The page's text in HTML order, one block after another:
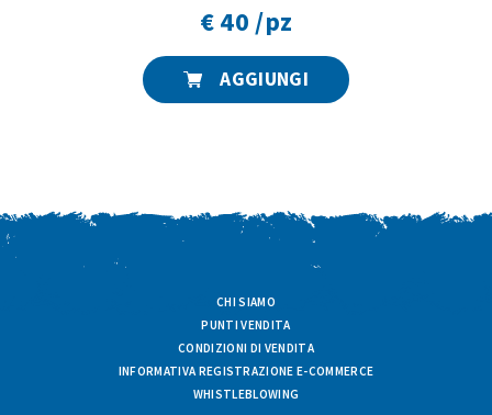
€ 40 /pz
AGGIUNGI
CHI SIAMO
PUNTI VENDITA
CONDIZIONI DI VENDITA
INFORMATIVA REGISTRAZIONE E-COMMERCE
WHISTLEBLOWING